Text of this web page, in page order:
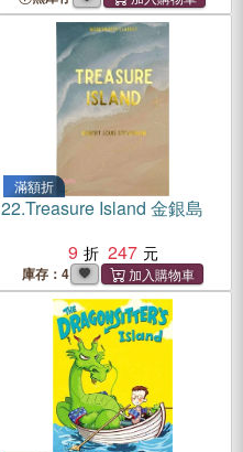
滿額折
22.Treasure Island 金銀島
9
247
庫存：4